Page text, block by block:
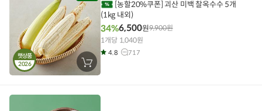
햇상품
2026
장
바
에
(1kg 내외)
34%6,500원9,900원
1개당 1,040원
4.8 717